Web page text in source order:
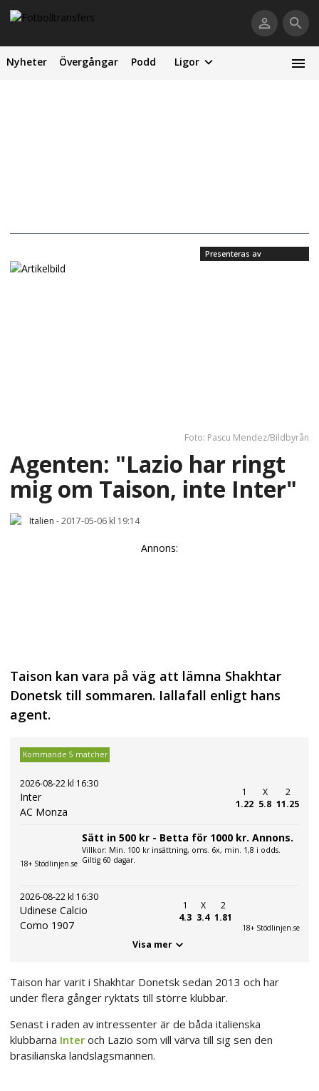
Nyheter Övergångar Podd Ligor
Presenteras av
Foto: Pascu Mendez/Bildbyrån
Agenten: "Lazio har ringt
mig om Taison, inte Inter"
Italien -2017-05-06 kl 19:14
Annons:
Taison kan vara på väg att lämna Shakhtar
Donetsk till sommaren. Iallafall enligt hans
agent.
Kommande 5 matcher
2026-08-22 kl 16:30
Inter
AC Monza
1
1.22
X
5.8
2
11.25
18+ Stödlinjen.se
Sätt in 500 kr - Betta för 1000 kr. Annons.
Villkor: Min. 100 kr insättning, oms. 6x, min. 1,8 i odds.
Giltig 60 dagar.
2026-08-22 kl 16:30
Udinese Calcio
Como 1907
1
4.3
X
3.4
2
1.81
18+ Stödlinjen.se
Visa mer
Taison har varit i Shakhtar Donetsk sedan 2013 och har
under flera gånger ryktats till större klubbar.
Senast i raden av intressenter är de båda italienska
klubbarna Inter och Lazio som vill värva till sig sen den
brasilianska landslagsmannen.